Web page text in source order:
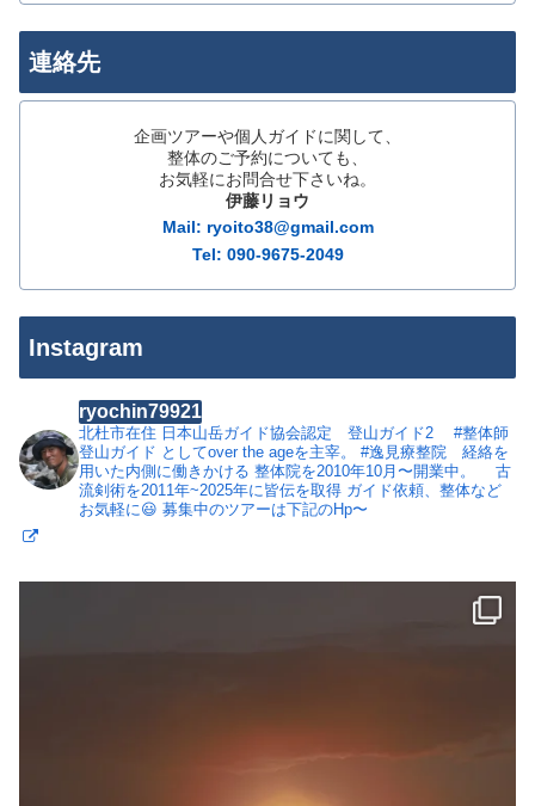
連絡先
企画ツアーや個人ガイドに関して、
整体のご予約についても、
お気軽にお問合せ下さいね。
伊藤リョウ
Mail: ryoito38@gmail.com
Tel: 090-9675-2049
Instagram
ryochin79921
北杜市在住 日本山岳ガイド協会認定 登山ガイド2
#整体師
登山ガイド としてover the ageを主宰。
#逸見療整院 経絡を
用いた内側に働きかける 整体院を2010年10月〜開業中。
古
流剣術を2011年~2025年に皆伝を取得 ガイド依頼、整体など
お気軽に😃 募集中のツアーは下記のHp〜